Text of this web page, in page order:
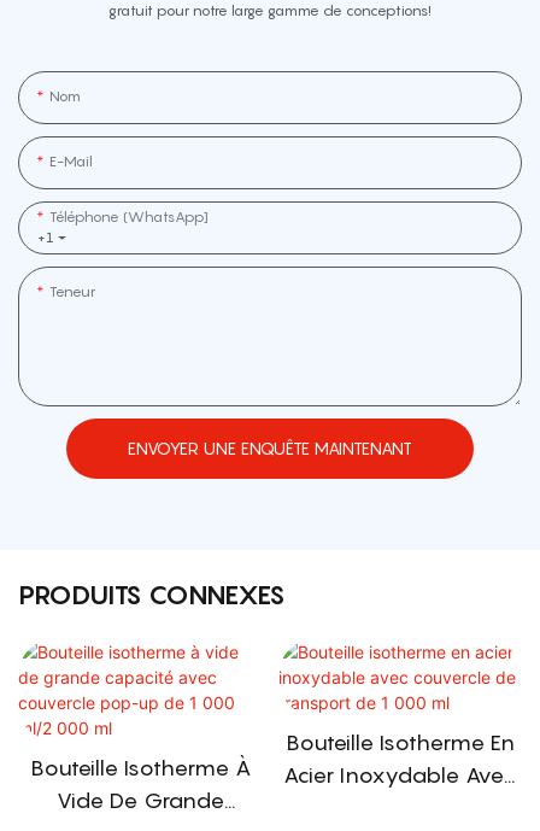
gratuit pour notre large gamme de conceptions!
Nom
E-Mail
+1
Téléphone (WhatsApp]
Teneur
ENVOYER UNE ENQUÊTE MAINTENANT
PRODUITS CONNEXES
Bouteille Isotherme À
Vide De Grande
Bouteille Isotherme En
Acier Inoxydable Avec